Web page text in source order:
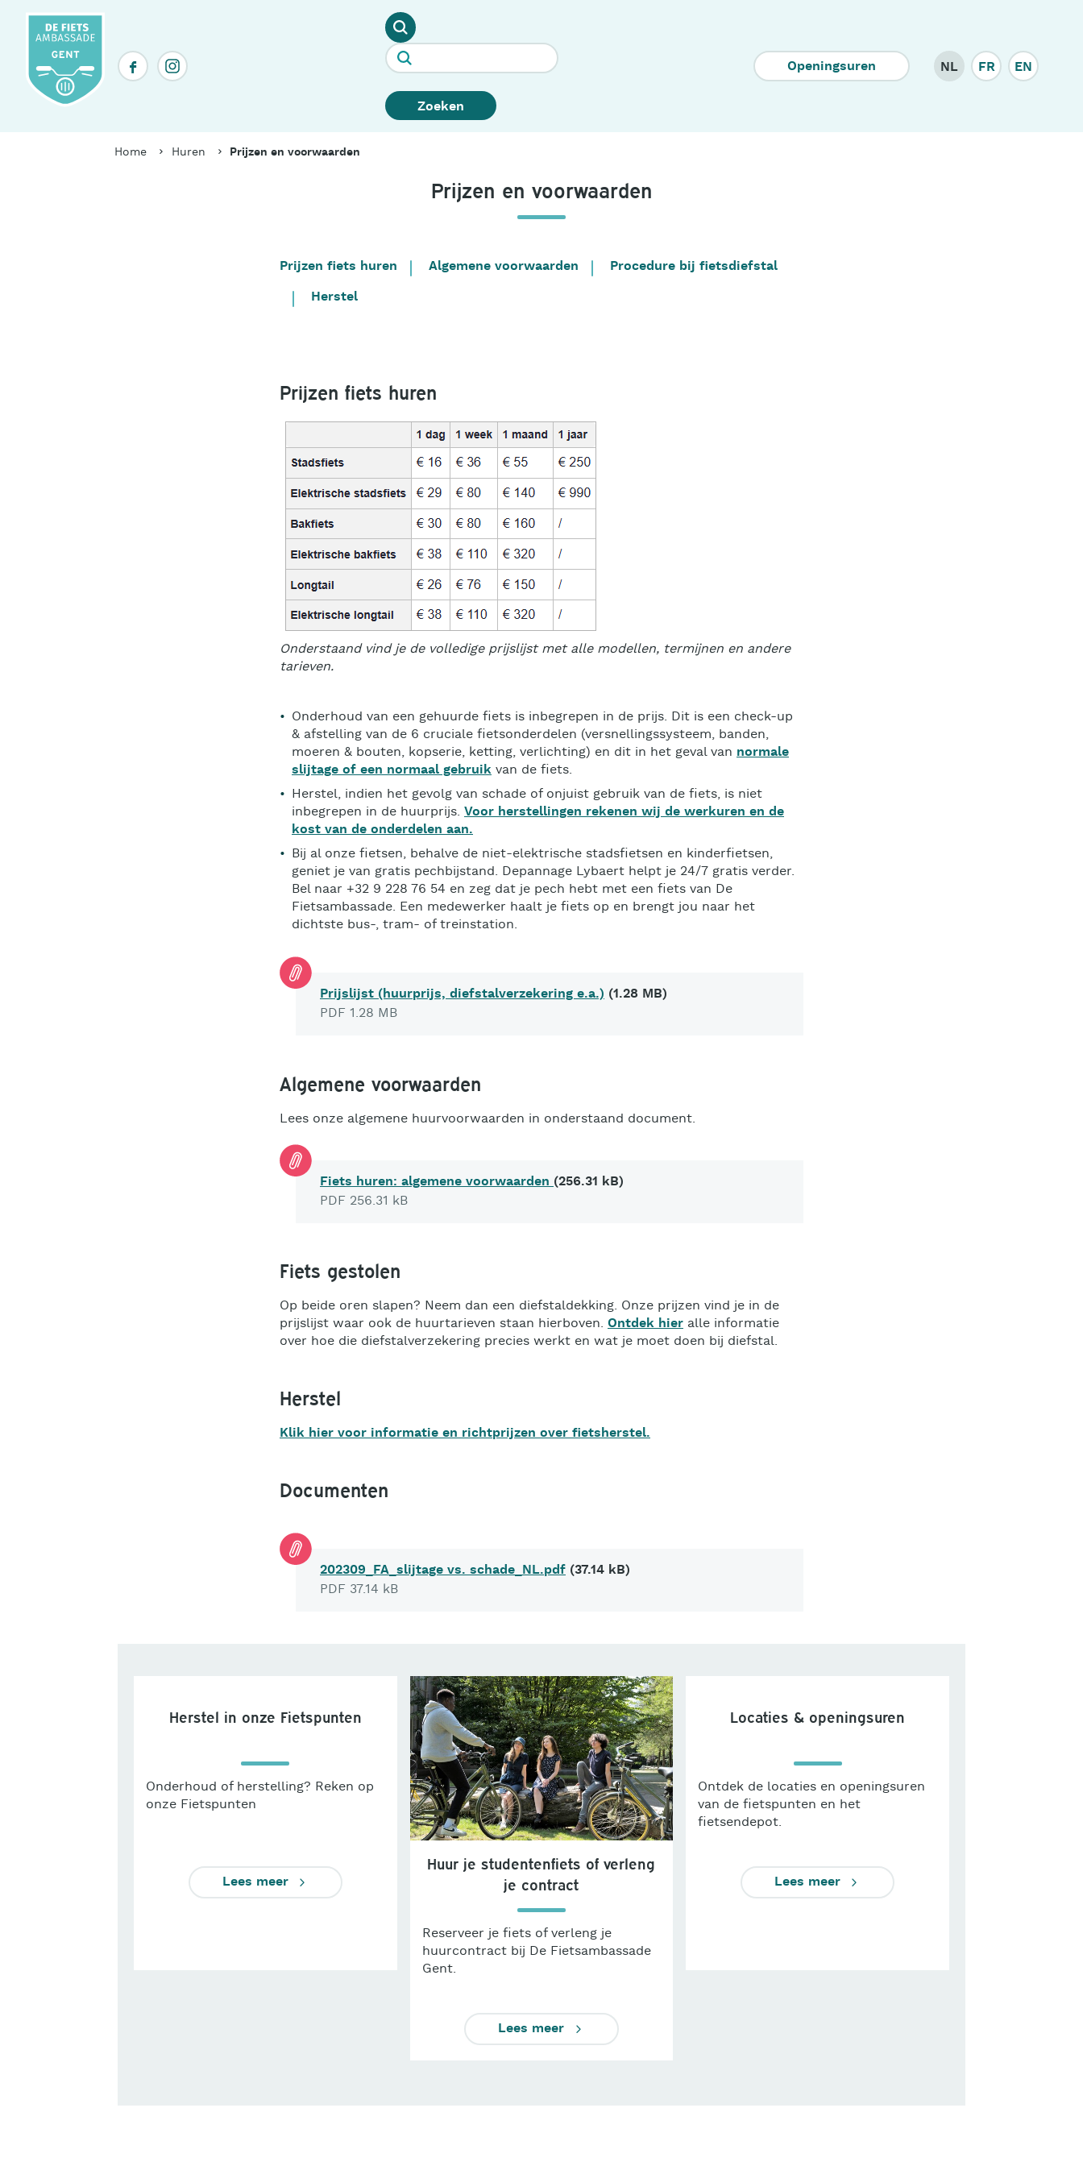
inhoud
Social
media
Zoeken
CorporateOpeningsuren NL FR EN
Kruimelpad
Home Huren Prijzen en voorwaarden
Prijzen en voorwaarden
Table
of
Prijzen fiets huren Algemene voorwaarden
Procedure bij fietsdiefstal
Herstel
Prijzen fiets huren
Onderstaand vind je de volledige prijslijst met alle modellen, termijnen en andere
tarieven.
Onderhoud van een gehuurde fiets is inbegrepen in de prijs. Dit is een check-up
& afstelling van de 6 cruciale fietsonderdelen (versnellingssysteem, banden,
moeren & bouten, kopserie, ketting, verlichting) en dit in het geval van normale
slijtage of een normaal gebruik van de fiets.
Herstel, indien het gevolg van schade of onjuist gebruik van de fiets, is niet
inbegrepen in de huurprijs. Voor herstellingen rekenen wij de werkuren en de
kost van de onderdelen aan.
Bij al onze fietsen, behalve de niet-elektrische stadsfietsen en kinderfietsen,
geniet je van gratis pechbijstand. Depannage Lybaert helpt je 24/7 gratis verder.
Bel naar +32 9 228 76 54 en zeg dat je pech hebt met een fiets van De
Fietsambassade. Een medewerker haalt je fiets op en brengt jou naar het
dichtste bus-, tram- of treinstation.
Prijslijst (huurprijs, diefstalverzekering e.a.) (1.28 MB)
PDF 1.28 MB
Algemene voorwaarden
Lees onze algemene huurvoorwaarden in onderstaand document.
Fiets huren: algemene voorwaarden (256.31 kB)
PDF 256.31 kB
Fiets gestolen
Op beide oren slapen? Neem dan een diefstaldekking. Onze prijzen vind je in de
prijslijst waar ook de huurtarieven staan hierboven. Ontdek hier alle informatie
over hoe die diefstalverzekering precies werkt en wat je moet doen bij diefstal.
Herstel
Klik hier voor informatie en richtprijzen over fietsherstel.
Documenten
202309_FA_slijtage vs. schade_NL.pdf (37.14 kB)
PDF 37.14 kB
Herstel in onze Fietspunten
Onderhoud of herstelling? Reken op
onze Fietspunten
Lees meer
Huur je studentenfiets of verleng
je contract
Reserveer je fiets of verleng je
huurcontract bij De Fietsambassade
Gent.
Lees meer
Locaties & openingsuren
Ontdek de locaties en openingsuren
van de fietspunten en het
fietsendepot.
Lees meer